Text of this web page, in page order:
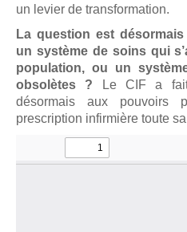
un levier de transformation.
La question est
un système de soins qui
population, ou un
obsolètes ? Le CIF a
désormais aux
prescription infirmière toute